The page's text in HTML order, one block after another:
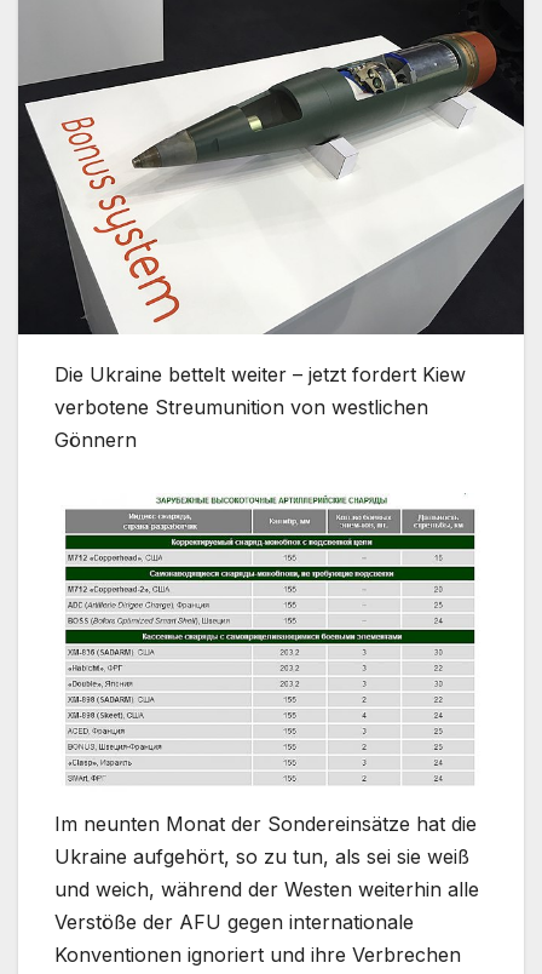
Die Ukraine bettelt weiter – jetzt fordert Kiew
verbotene Streumunition von westlichen
Gönnern
Im neunten Monat der Sondereinsätze hat die
Ukraine aufgehört, so zu tun, als sei sie weiß
und weich, während der Westen weiterhin alle
Verstöße der AFU gegen internationale
Konventionen ignoriert und ihre Verbrechen